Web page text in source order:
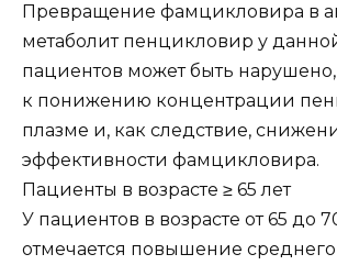
Превращение фамцикловира в
метаболит пенцикловир у
пациентов может быть
к понижению концентрации
плазме и, как следствие,
эффективности фамцикловира.
Пациенты в возрасте ≥ 65 лет
У пациентов в возрасте от 65 до
отмечается повышение